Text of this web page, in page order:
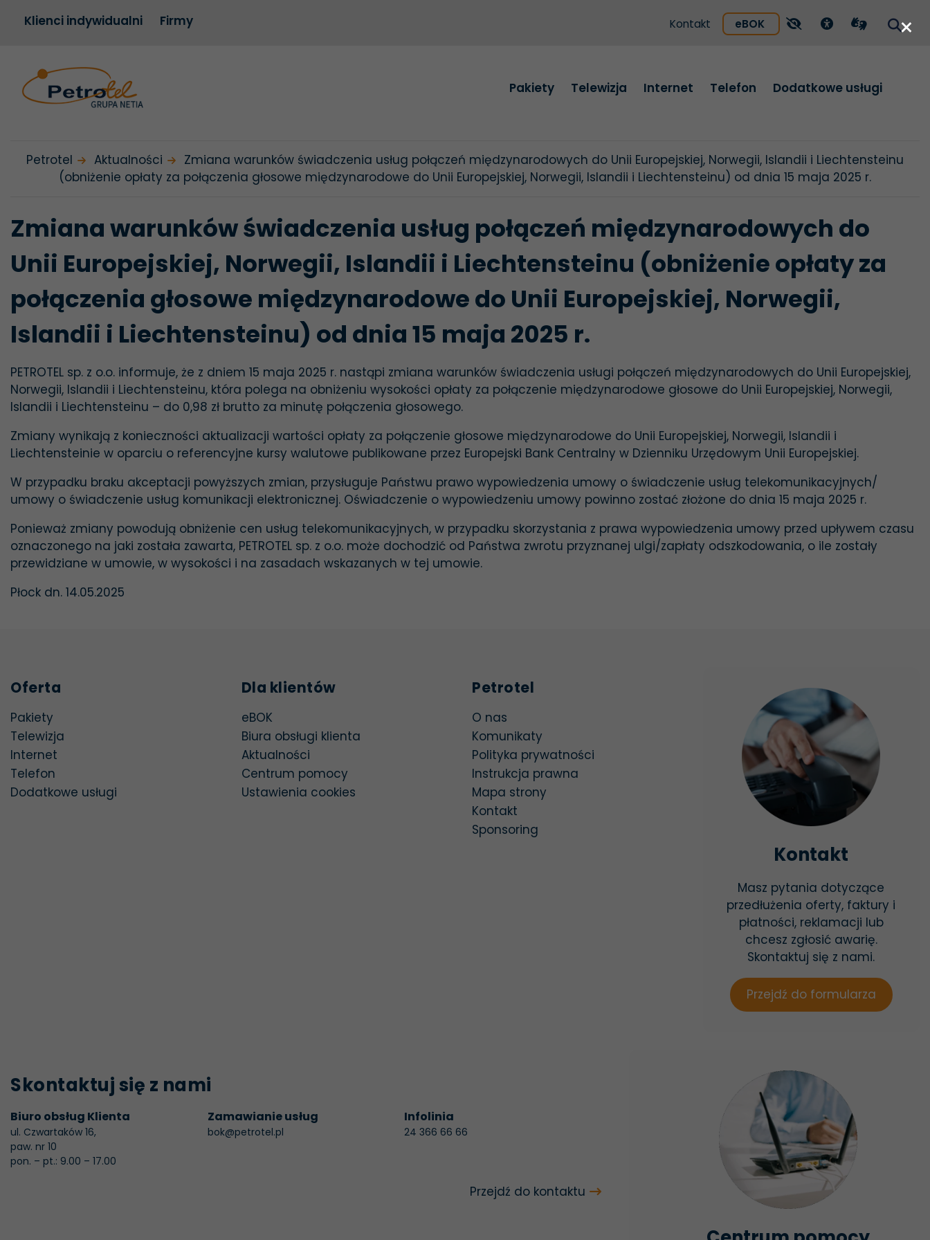
serwisu
Zmiana warunków świadczenia usług połączeń
Klienci indywidualni Firmy Kontakt eBOKotwiera się w nowej karcie
otwiera się w nowej karcie
Pakiety Telewizja Internet Telefon Dodatkowe usługi
Petrotel Aktualności
Zmiana warunków świadczenia usług połączeń międzynarodowych do Unii Europejskiej, Norwegii, Islandii i Liechtensteinu
(obniżenie opłaty za połączenia głosowe międzynarodowe do Unii Europejskiej, Norwegii, Islandii i Liechtensteinu) od dnia 15 maja 2025 r.
Zmianawarunków świadczenia usług połączeń międzynarodowych do
Unii Europejskiej, Norwegii, Islandii i Liechtensteinu (obniżenie opłaty za
połączenia głosowe międzynarodowe do Unii Europejskiej, Norwegii,
Islandii i Liechtensteinu) od dnia 15 maja 2025 r.
PETROTEL sp. z o.o. informuje, że z dniem 15 maja 2025 r. nastąpi zmiana warunków świadczenia usługi połączeń międzynarodowych do Unii Europejskiej,
Norwegii, Islandii i Liechtensteinu, która polega na obniżeniu wysokości opłaty za połączenie międzynarodowe głosowe do Unii Europejskiej, Norwegii,
Islandii i Liechtensteinu – do 0,98 zł brutto za minutę połączenia głosowego.
Zmiany wynikają z konieczności aktualizacji wartości opłaty za połączenie głosowe międzynarodowe do Unii Europejskiej, Norwegii, Islandii i
Liechtensteinie w oparciu o referencyjne kursy walutowe publikowane przez Europejski Bank Centralny w Dzienniku Urzędowym Unii Europejskiej.
W przypadku braku akceptacji powyższych zmian, przysługuje Państwu prawo wypowiedzenia umowy o świadczenie usług telekomunikacyjnych/
umowy o świadczenie usług komunikacji elektronicznej. Oświadczenie o wypowiedzeniu umowy powinno zostać złożone do dnia 15 maja 2025 r.
Ponieważ zmiany powodują obniżenie cen usług telekomunikacyjnych, w przypadku skorzystania z prawa wypowiedzenia umowy przed upływem czasu
oznaczonego na jaki została zawarta, PETROTEL sp. z o.o. może dochodzić od Państwa zwrotu przyznanej ulgi/zapłaty odszkodowania, o ile zostały
przewidziane w umowie, w wysokości i na zasadach wskazanych w tej umowie.
Płock dn. 14.05.2025
Oferta
Pakiety
Telewizja
Internet
Telefon
Dodatkowe usługi
Dla klientów
eBOKotwiera się w nowej karcie
Biura obsługi klienta
Aktualności
Centrum pomocy
Ustawienia cookies
Petrotel
O nas
Komunikaty
Polityka prywatności
Instrukcja prawna
Mapa strony
Kontakt
Sponsoring
Kontakt
Masz pytania dotyczące
przedłużenia oferty, faktury i
płatności, reklamacji lub
chcesz zgłosić awarię.
Skontaktuj się z nami.
Przejdź do formularza
Skontaktuj się z nami
Biuro obsług Klienta
ul. Czwartaków 16,
paw. nr 10
pon. – pt.: 9.00 – 17.00
Zamawianie usług
bok@petrotel.pl
Infolinia
24 366 66 66
Przejdź do kontaktu
×
nie są